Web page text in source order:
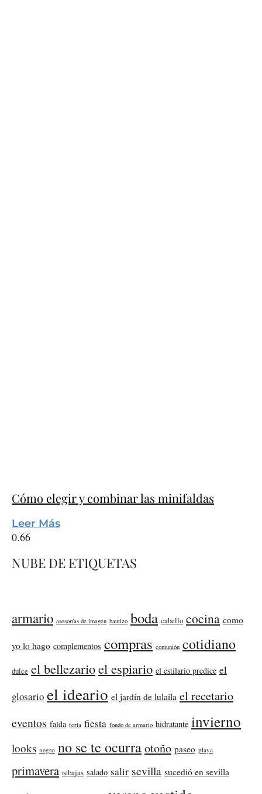
Cómo elegir y combinar las minifaldas
Leer Más
NUBE DE ETIQUETAS
armario asesorías de imagen bautizo boda cabello cocina como
yo lo hago complementos compras comunión cotidiano
dulce el bellezarioel espiario el estilario predice el
glosario el ideario el jardín de lulaila el recetario
eventos falda feria fiesta fondo de armario hidratante invierno
looks negro no se te ocurraotoño paseo playa
primavera rebajas salado salir sevilla sucedió en sevilla